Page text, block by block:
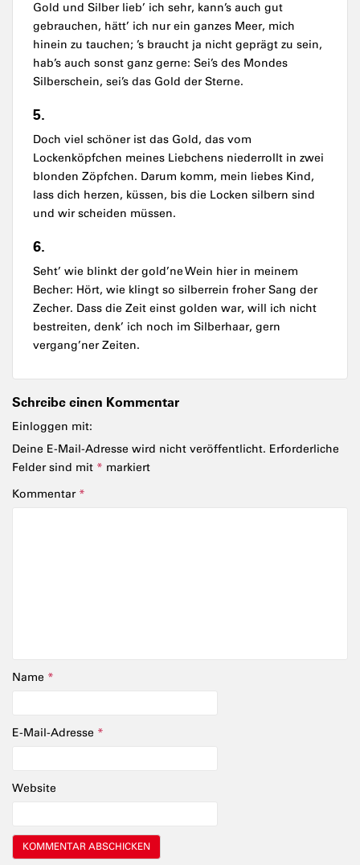
Gold und Silber lieb’ ich sehr, kann’s auch gut
gebrauchen, hätt’ ich nur ein ganzes Meer, mich
hinein zu tauchen; ’s braucht ja nicht geprägt zu sein,
hab’s auch sonst ganz gerne: Sei’s des Mondes
Silberschein, sei’s das Gold der Sterne.
5.
Doch viel schöner ist das Gold, das vom
Lockenköpfchen meines Liebchens niederrollt in zwei
blonden Zöpfchen. Darum komm, mein liebes Kind,
lass dich herzen, küssen, bis die Locken silbern sind
und wir scheiden müssen.
6.
Seht’ wie blinkt der gold’ne Wein hier in meinem
Becher: Hört, wie klingt so silberrein froher Sang der
Zecher. Dass die Zeit einst golden war, will ich nicht
bestreiten, denk’ ich noch im Silberhaar, gern
vergang’ner Zeiten.
Schreibe einen Kommentar
Einloggen mit:
Deine E-Mail-Adresse wird nicht veröffentlicht. Erforderliche
Felder sind mit * markiert
Kommentar *
Name *
E-Mail-Adresse *
Website